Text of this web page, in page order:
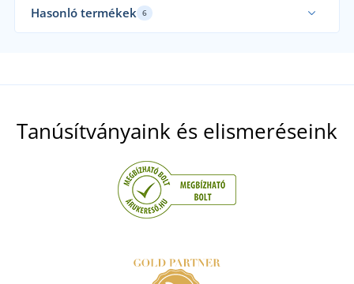
Hasonló termékek 6
Tanúsítványaink és elismeréseink